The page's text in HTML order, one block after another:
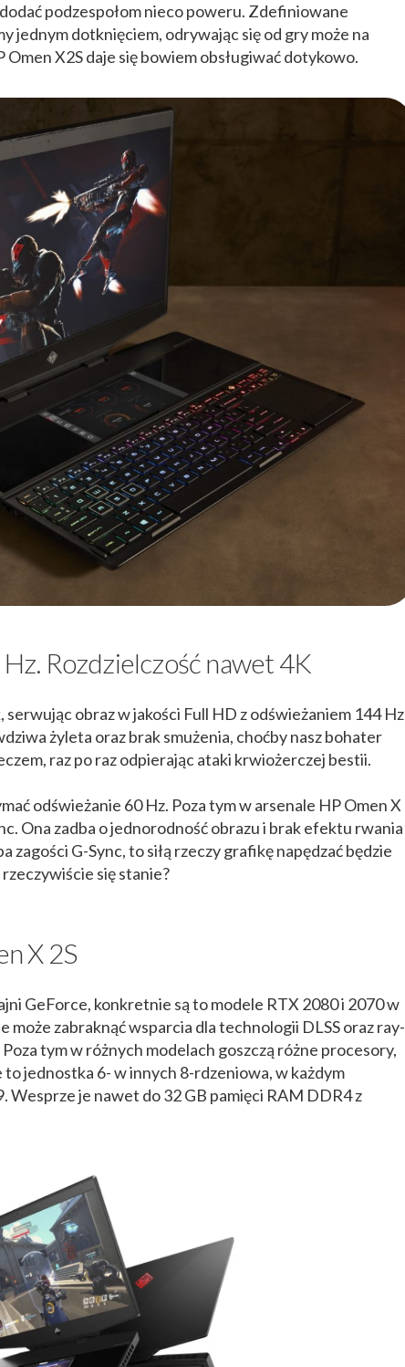
podzespołom nieco poweru. Zdefiniowane
jednym dotknięciem, odrywając się od gry może na
X2S daje się bowiem obsługiwać dotykowo.
Rozdzielczość nawet 4K
serwując obraz w jakości Full HD z odświeżaniem 144 Hz
żyleta oraz brak smużenia, choćby nasz bohater
raz po raz odpierając ataki krwiożerczej bestii.
odświeżanie 60 Hz. Poza tym w arsenale HP Omen X
Ona zadba o jednorodność obrazu i brak efektu rwania
zagości G-Sync, to siłą rzeczy grafikę napędzać będzie
się stanie?
X 2S
GeForce, konkretnie są to modele RTX 2080 i 2070 w
może zabraknąć wsparcia dla technologii DLSS oraz ray-
tym w różnych modelach goszczą różne procesory,
jednostka 6- w innych 8-rdzeniowa, w każdym
Wesprze je nawet do 32 GB pamięci RAM DDR4 z